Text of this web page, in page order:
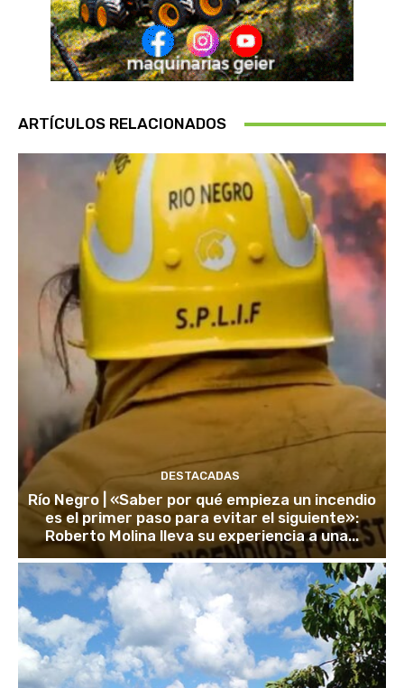
ARTÍCULOS RELACIONADOS
DESTACADAS
Río Negro | «Saber por qué empieza un incendio
es el primer paso para evitar el siguiente»:
Roberto Molina lleva su experiencia a una...